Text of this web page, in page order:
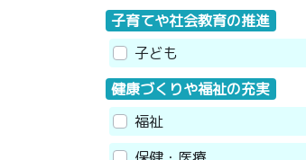
子育てや社会教育の推進
子ども
健康づくりや福祉の充実
福祉